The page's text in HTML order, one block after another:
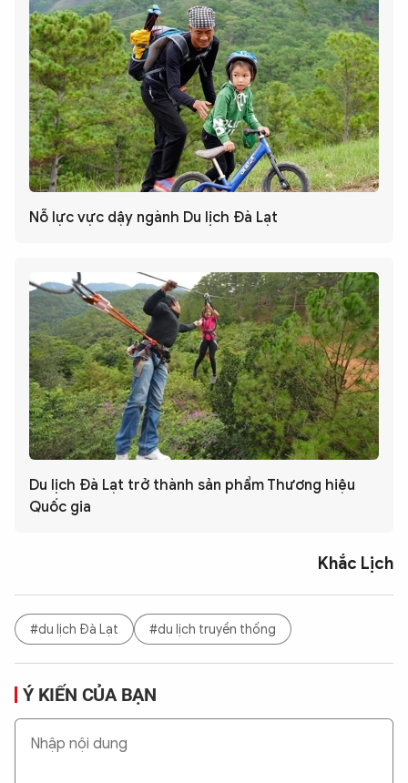
Nỗ lực vực dậy ngành Du lịch Đà Lạt
Du lịch Đà Lạt trở thành sản phẩm Thương hiệu
Quốc gia
Khắc Lịch
#du lịch Đà Lạt #du lịch truyền thống
Ý KIẾN CỦA BẠN